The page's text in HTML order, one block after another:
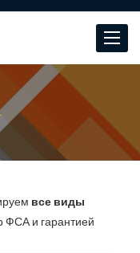
Toggle
все виды
ФСА и гарантией